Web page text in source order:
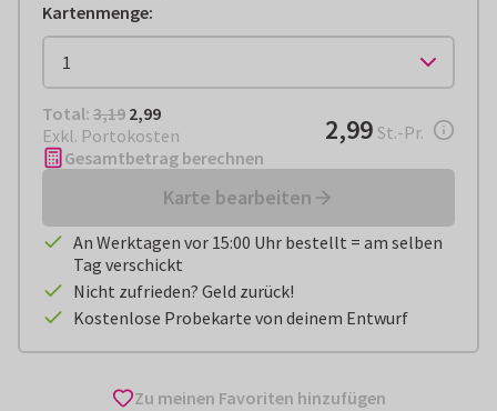
Kartenmenge:
Total: € 2,99
Total: 3,19 2,99
Exkl. Portokosten
€ 2,99pro Stück
2,99 St.-Pr.
Gesamtbetrag berechnen
Karte bearbeiten
An Werktagen vor 15:00 Uhr bestellt = am selben
Tag verschickt
Nicht zufrieden? Geld zurück!
Kostenlose Probekarte von deinem Entwurf
Zu meinen Favoriten hinzufügen